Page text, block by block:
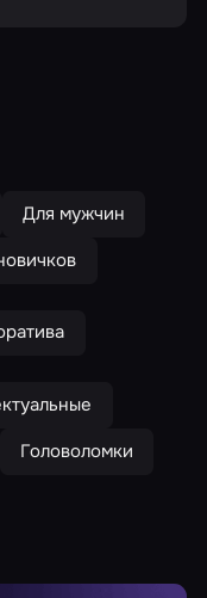
Для мужчин
Головоломки